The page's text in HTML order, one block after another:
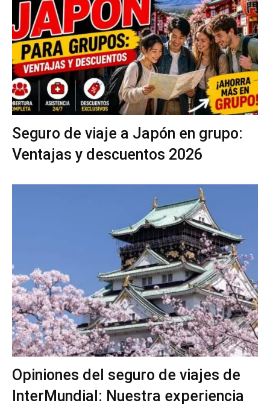
Seguro de viaje a Japón en grupo:
Ventajas y descuentos 2026
Opiniones del seguro de viajes de
InterMundial: Nuestra experiencia